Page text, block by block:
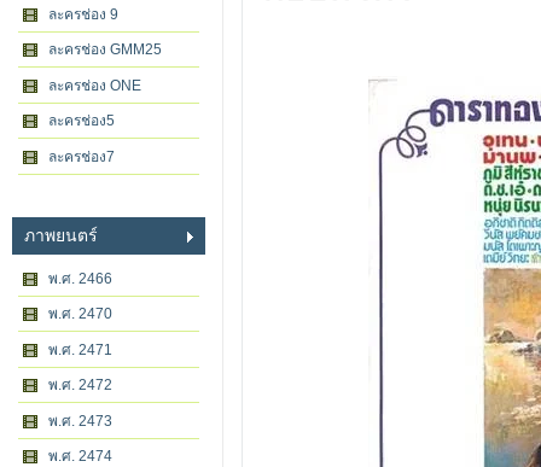
ละครช่อง 9
ละครช่อง GMM25
ละครช่อง ONE
ละครช่อง5
ละครช่อง7
ภาพยนตร์
พ.ศ. 2466
พ.ศ. 2470
พ.ศ. 2471
พ.ศ. 2472
พ.ศ. 2473
พ.ศ. 2474